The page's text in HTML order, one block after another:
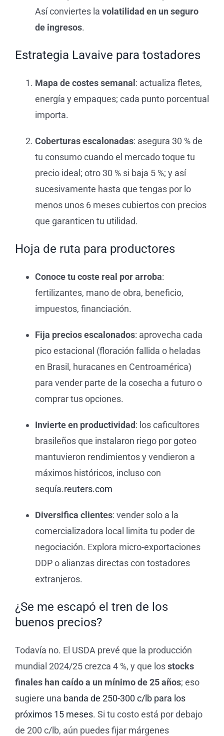
Así conviertes la volatilidad en un seguro
de ingresos.
Estrategia Lavaive para tostadores
Mapa de costes semanal : actualiza fletes,
energía y empaques; cada punto porcentual
importa.
Coberturas escalonadas: asegura 30 % de
tu consumo cuando el mercado toque tu
precio ideal; otro 30 % si baja 5 %; y así
sucesivamente hasta que tengas por lo
menos unos 6 meses cubiertos con precios
que garanticen tu utilidad.
Hoja de ruta para productores
Conoce tu coste real por arroba:
fertilizantes, mano de obra, beneficio,
impuestos, financiación.
Fija precios escalonados: aprovecha cada
pico estacional (floración fallida o heladas
en Brasil, huracanes en Centroamérica)
para vender parte de la cosecha a futuro o
comprar tus opciones.
Invierte en productividad: los caficultores
brasileños que instalaron riego por goteo
mantuvieron rendimientos y vendieron a
máximos históricos, incluso con
sequía.reuters.com
Diversifica clientes: vender solo a la
comercializadora local limita tu poder de
negociación. Explora micro-exportaciones
DDP o alianzas directas con tostadores
extranjeros.
¿Se me escapó el tren de los
buenos precios?
Todavía no. El USDA prevé que la producción
mundial 2024/25 crezca 4 %, y que losstocks
finales han caído a un mínimo de 25 años; eso
sugiere una banda de 250-300 c/lb para los
próximos 15 meses. Si tu costo está por debajo
de 200 c/lb, aún puedes fijar márgenes